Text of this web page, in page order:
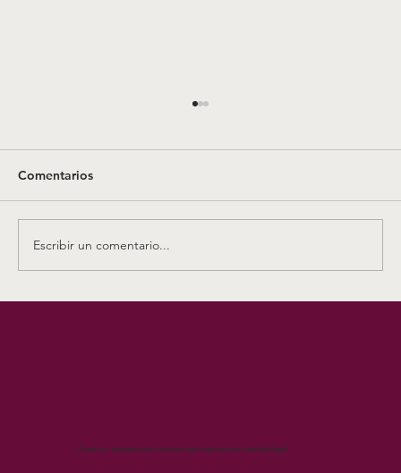
<p>COEXISTENCE AGREEMENTS IN DEFACT
UNIONS: ANOTHER TWIST Guillermo Cerdeira
Bravo de Mansilla CV: Catedrático de Derecho
Comentarios
Escribir un comentario...
Ponte en contacto con nosotros para reservar una consulta legal.